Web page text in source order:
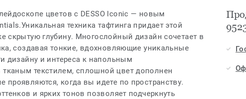
цветов с DESSO Iconic — новым
техника тафтинга придает этой
скрытую глубину. Многослойный дизайн сочетает в
создавая тонкие, вдохновляющие уникальные
дизайну и интереса к напольным
текстилем, сплошной цвет дополнен
когда вы идете по пространству.
и ярких тонов позволяет подчеркнуть